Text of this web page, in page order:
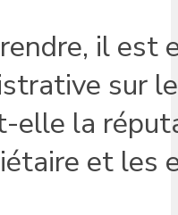
il est
sur
la
et les